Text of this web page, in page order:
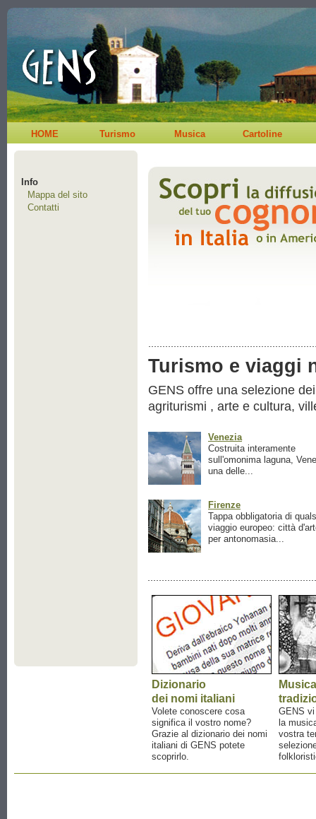
HOME Turismo Musica Cartoline
Info
Mappa del sito
Contatti
Turismo e viaggi
GENS offre una selezione
agriturismi , arte e cultura,
Venezia
Costruita interamente
sull'omonima laguna,
una delle...
Firenze
Tappa obbligatoria di
viaggio europeo: città
per antonomasia...
Dizionario
dei nomi italiani
Volete conoscere cosa
significa il vostro nome?
Grazie al dizionario dei nomi
italiani di GENS potete
scoprirlo.
Musica
GENS
la
vostra